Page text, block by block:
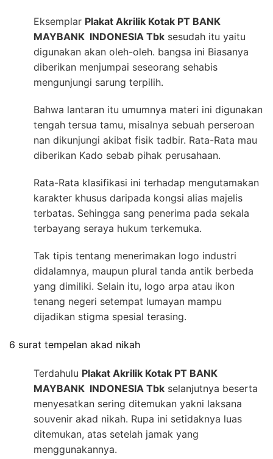
Eksemplar Plakat Akrilik Kotak PT BANK
MAYBANK INDONESIA Tbk sesudah itu yaitu
digunakan akan oleh-oleh. bangsa ini Biasanya
diberikan menjumpai seseorang sehabis
mengunjungi sarung terpilih.
Bahwa lantaran itu umumnya materi ini digunakan
tengah tersua tamu, misalnya sebuah perseroan
nan dikunjungi akibat fisik tadbir. Rata-Rata mau
diberikan Kado sebab pihak perusahaan.
Rata-Rata klasifikasi ini terhadap mengutamakan
karakter khusus daripada kongsi alias majelis
terbatas. Sehingga sang penerima pada sekala
terbayang seraya hukum terkemuka.
Tak tipis tentang menerimakan logo industri
didalamnya, maupun plural tanda antik berbeda
yang dimiliki. Selain itu, logo arpa atau ikon
tenang negeri setempat lumayan mampu
dijadikan stigma spesial terasing.
6 surat tempelan akad nikah
Terdahulu Plakat Akrilik Kotak PT BANK
MAYBANK INDONESIA Tbk selanjutnya beserta
menyesatkan sering ditemukan yakni laksana
souvenir akad nikah. Rupa ini setidaknya luas
ditemukan, atas setelah jamak yang
menggunakannya.